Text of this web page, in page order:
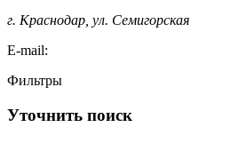
г. Краснодар, ул. Семигорская
E-mail:
Фильтры
Уточнить поиск